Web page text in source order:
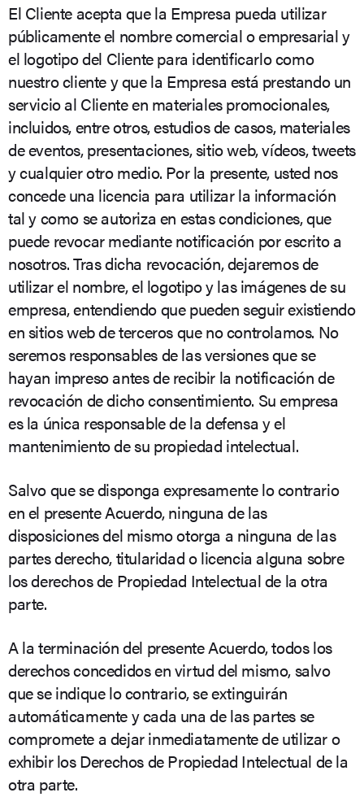
El Cliente acepta que la Empresa pueda utilizar
públicamente el nombre comercial o empresarial y
el logotipo del Cliente para identificarlo como
nuestro cliente y que la Empresa está prestando un
servicio al Cliente en materiales promocionales,
incluidos, entre otros, estudios de casos, materiales
de eventos, presentaciones, sitio web, vídeos, tweets
y cualquier otro medio. Por la presente, usted nos
concede una licencia para utilizar la información
tal y como se autoriza en estas condiciones, que
puede revocar mediante notificación por escrito a
nosotros. Tras dicha revocación, dejaremos de
utilizar el nombre, el logotipo y las imágenes de su
empresa, entendiendo que pueden seguir existiendo
en sitios web de terceros que no controlamos. No
seremos responsables de las versiones que se
hayan impreso antes de recibir la notificación de
revocación de dicho consentimiento. Su empresa
es la única responsable de la defensa y el
mantenimiento de su propiedad intelectual.
Salvo que se disponga expresamente lo contrario
en el presente Acuerdo, ninguna de las
disposiciones del mismo otorga a ninguna de las
partes derecho, titularidad o licencia alguna sobre
los derechos de Propiedad Intelectual de la otra
parte.
A la terminación del presente Acuerdo, todos los
derechos concedidos en virtud del mismo, salvo
que se indique lo contrario, se extinguirán
automáticamente y cada una de las partes se
compromete a dejar inmediatamente de utilizar o
exhibir los Derechos de Propiedad Intelectual de la
otra parte.